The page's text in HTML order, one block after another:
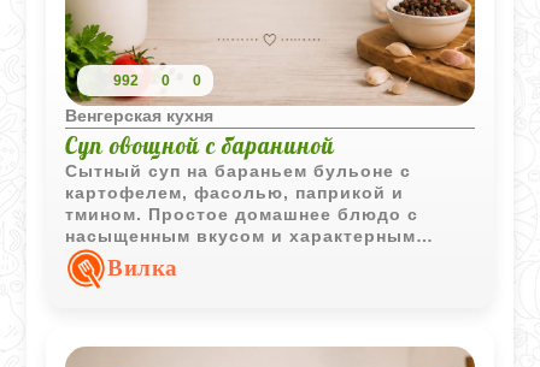
992 0 0
Венгерская кухня
Суп овощной с бараниной
Сытный суп на бараньем бульоне с
картофелем, фасолью, паприкой и
тмином. Простое домашнее блюдо с
насыщенным вкусом и характерным
ароматом специй.
Вилка